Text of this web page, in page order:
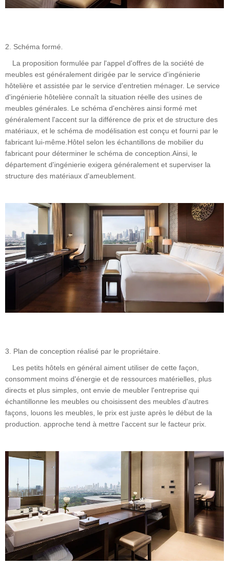
2. Schéma formé.
La proposition formulée par l'appel d'offres de la société de
meubles est généralement dirigée par le service d'ingénierie
hôtelière et assistée par le service d'entretien ménager. Le service
d'ingénierie hôtelière connaît la situation réelle des usines de
meubles générales. Le schéma d'enchères ainsi formé met
généralement l'accent sur la différence de prix et de structure des
matériaux, et le schéma de modélisation est conçu et fourni par le
fabricant lui-même.Hôtel selon les échantillons de mobilier du
fabricant pour déterminer le schéma de conception.Ainsi, le
département d'ingénierie exigera généralement et superviser la
structure des matériaux d'ameublement.
3. Plan de conception réalisé par le propriétaire.
Les petits hôtels en général aiment utiliser de cette façon,
consomment moins d'énergie et de ressources matérielles, plus
directs et plus simples, ont envie de meubler l'entreprise qui
échantillonne les meubles ou choisissent des meubles d'autres
façons, louons les meubles, le prix est juste après le début de la
production. approche tend à mettre l'accent sur le facteur prix.